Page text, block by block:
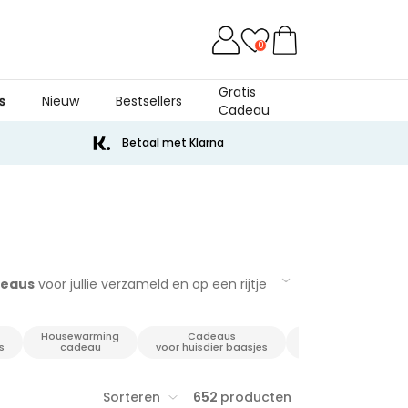
0
Nieuw Bestsellers
Gratis
Cadeau
Betaal met Klarna
voor jullie verzameld en op een rijtje
mannen, cadeaus voor vrouwen,
Dus gelukkig shoppen en gelukkig
Housewarming
cadeau
Cadeaus
voor huisdier baasjes
Sorteren 652 producten